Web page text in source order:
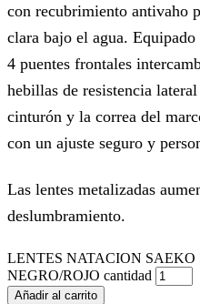
con recubrimiento antivaho
clara bajo el agua.
4 puentes frontales
hebillas de resistencia
cinturón y la correa del
con un ajuste seguro y
Las lentes metalizadas
deslumbramiento.
LENTES NATACION SAEKO
NEGRO/ROJO cantidad
Añadir al carrito